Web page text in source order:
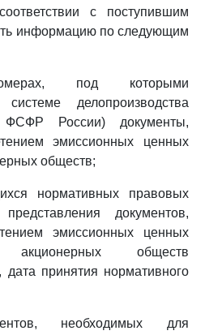
с поступившим
информацию по следующим
под которыми
делопроизводства
России) документы,
эмиссионных ценных
обществ;
нормативных правовых
документов,
эмиссионных ценных
обществ
принятия нормативного
необходимых для